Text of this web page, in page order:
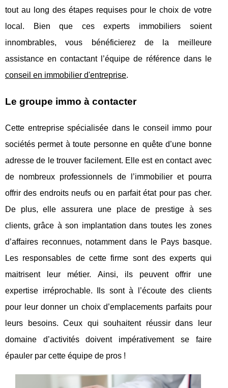
tout au long des étapes requises pour le choix de votre
local. Bien que ces experts immobiliers soient
innombrables, vous bénéficierez de la meilleure
assistance en contactant l’équipe de référence dans le
conseil en immobilier d'entreprise.
Le groupe immo à contacter
Cette entreprise spécialisée dans le conseil immo pour
sociétés permet à toute personne en quête d’une bonne
adresse de le trouver facilement. Elle est en contact avec
de nombreux professionnels de l’immobilier et pourra
offrir des endroits neufs ou en parfait état pour pas cher.
De plus, elle assurera une place de prestige à ses
clients, grâce à son implantation dans toutes les zones
d’affaires reconnues, notamment dans le Pays basque.
Les responsables de cette firme sont des experts qui
maitrisent leur métier. Ainsi, ils peuvent offrir une
expertise irréprochable. Ils sont à l’écoute des clients
pour leur donner un choix d’emplacements parfaits pour
leurs besoins. Ceux qui souhaitent réussir dans leur
domaine d’activités doivent impérativement se faire
épauler par cette équipe de pros !